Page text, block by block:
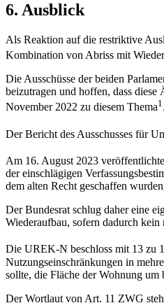
6. Ausblick
Als Reaktion auf die restriktive
Kombination von Abriss mit
Die Ausschüsse der beiden
beizutragen und hoffen, dass
November 2022 zu diesem Thema1.
Der Bericht des Ausschusses für
Am 16. August 2023
der einschlägigen
dem alten Recht geschaffen
Der Bundesrat schlug daher eine
Wiederaufbau, sofern dadurch
Die UREK-N beschloss mit 13 zu
Nutzungseinschränkungen in
sollte, die Fläche der Wohnung um
Der Wortlaut von Art. 11 ZWG